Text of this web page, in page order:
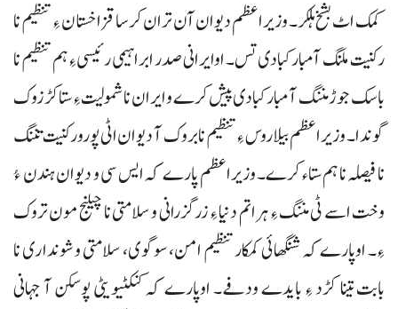
کمک اٹ بشخ ہلکر۔ وزیراعظم دیوان آن تران کرسا قزاخستان ءِ تنظیم نا
رکنیت ملنگ آ مبارکبادی تس۔ اوایرانی صدر ابراہیمی رئیسی ءِ ہم تنظیم نا
باسک جوڑ مننگ آ مبارکبادی پیش کرے و ایران نا شمولیت ءِ ستاکڑزوک
گوندا۔ وزیراعظم بیلاروس ءِ تنظیم نا بروک آ دیوان اٹی پورو رکنیت تننگ
نا فیصلہ نا ہم ستاء کرے۔ وزیراعظم پارے کہ ایس سی و دیوان ہندن ءُ
وخت اسے ٹی مننگ ءِ ہراتم دنیا ءِ زرگزرانی و سلامتی نا چیلنج مون تروک
ءِ۔ اوپارے کہ شنگھائی کمکار تنظیم امن، سوگوی، سلامتی و شونداری نا
بابت تینا کڑد ءِ بایدے ودفے۔ اوپارے کہ کنکٹیویٹی پوسکن آ جہانی